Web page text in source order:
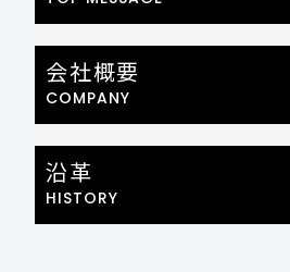
会社概要
COMPANY
沿革
HISTORY